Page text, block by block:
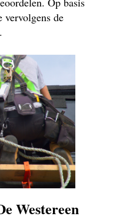
vervolgens de
Westereen